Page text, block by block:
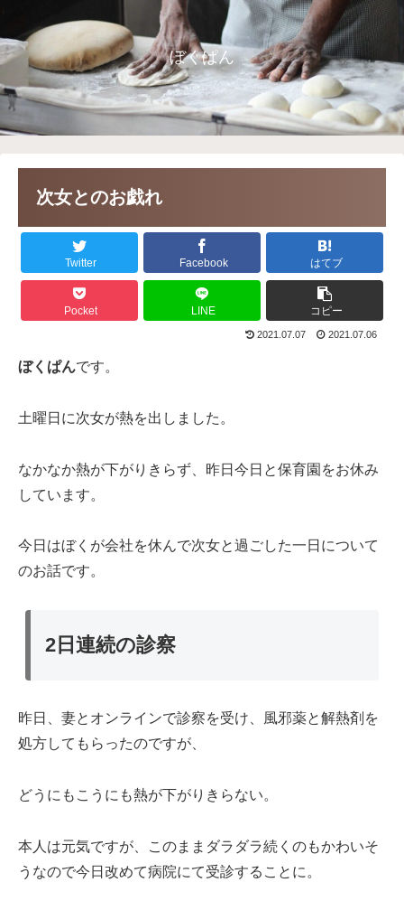
ぼくぱん
次女とのお戯れ
Twitter Facebook はてブ
Pocket LINE コピー
2021.07.07 2021.07.06
ぼくぱんです。
土曜日に次女が熱を出しました。
なかなか熱が下がりきらず、昨日今日と保育園をお休み
しています。
今日はぼくが会社を休んで次女と過ごした一日について
のお話です。
2日連続の診察
昨日、妻とオンラインで診察を受け、風邪薬と解熱剤を
処方してもらったのですが、
どうにもこうにも熱が下がりきらない。
本人は元気ですが、このままダラダラ続くのもかわいそ
うなので今日改めて病院にて受診することに。